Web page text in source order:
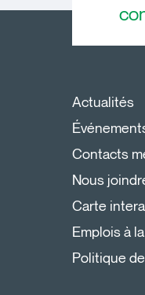
Actualités
Contacts
Nous
Carte
Emplois à
Politique